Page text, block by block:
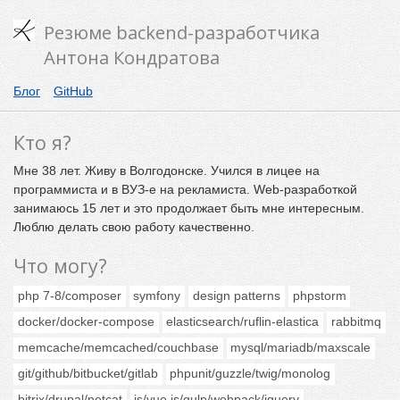
Резюме backend-разработчика
Антона Кондратова
Блог GitHub
Кто я?
Мне 38 лет. Живу в Волгодонске. Учился в лицее на
программиста и в ВУЗ-е на рекламиста. Web-разработкой
занимаюсь 15 лет и это продолжает быть мне интересным.
Люблю делать свою работу качественно.
Что могу?
php 7-8/composer symfony design patterns
phpstorm
docker/docker-compose
elasticsearch/ruflin-elastica
rabbitmq
memcache/memcached/couchbase
mysql/mariadb/maxscale
git/github/bitbucket/gitlab
phpunit/guzzle/twig/monolog